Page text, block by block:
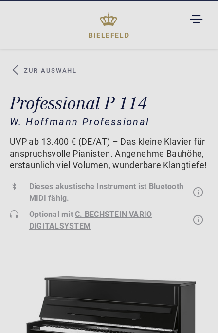
BIELEFELD
ZUR AUSWAHL
Professional P 114
W. Hoffmann Professional
UVP ab 13.400 € (DE/AT) – Das kleine Klavier für
anspruchsvolle Pianisten. Angenehme Bauhöhe,
erstaunlich viel Volumen, wunderbare Klangtiefe!
Dieses akustische Instrument ist Bluetooth
MIDI fähig.
Optional mitC. BECHSTEIN VARIO
DIGITALSYSTEM